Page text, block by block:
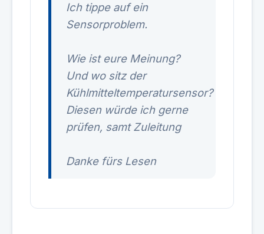
Ich tippe auf ein
Sensorproblem.
Wie ist eure Meinung?
Und wo sitz der
Kühlmitteltemperatursensor?
Diesen würde ich gerne
prüfen, samt Zuleitung
Danke fürs Lesen